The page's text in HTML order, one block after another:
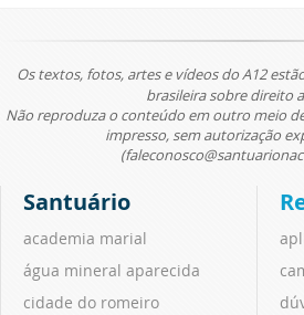
Os textos, fotos, artes e vídeos do A12
brasileira sobre direito
Não reproduza o conteúdo em outro meio
impresso, sem autorização
Santuário
academia marial
água mineral aparecida
cidade do romeiro